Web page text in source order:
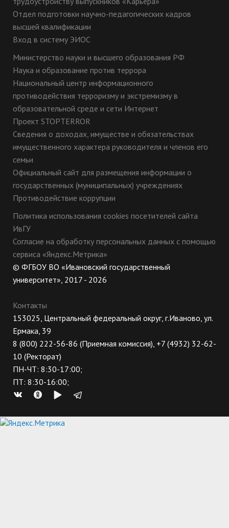
Отдел подготовки научно-педагогических кадров
высшей квалификации
Вход в систему ЭИОС
Министерство науки и высшего образования РФ
Наука и образование против террора
Национальный центр информационного
противодействия терроризму и экстремизму в
образовательной среде и сети Интернет
Проект STOPTERROR
Сведения о доходах, имуществе и обязательствах
имущественного характера руководителя и членов его
семьи
Официальный сайт для размещения информации о
государственных (муниципальных) учреждениях
Противодействие коррупции
Политика использования cookies посетителей сайта
ИвГУ
Согласие на обработку персональных данных с помощью
сервиса «Яндекс.Метрика»
© ФГБОУ ВО «Ивановский государственный
университет», 2017 - 2026
Контакты
153025, Центральный федеральный округ, г.Иваново, ул.
Ермака, 39
8 (800) 222-56-86 (Приемная комиссия), +7 (4932) 32-62-
10 (Ректорат)
ПН-ЧТ: 8:30-17:00;
ПТ: 8:30-16:00;